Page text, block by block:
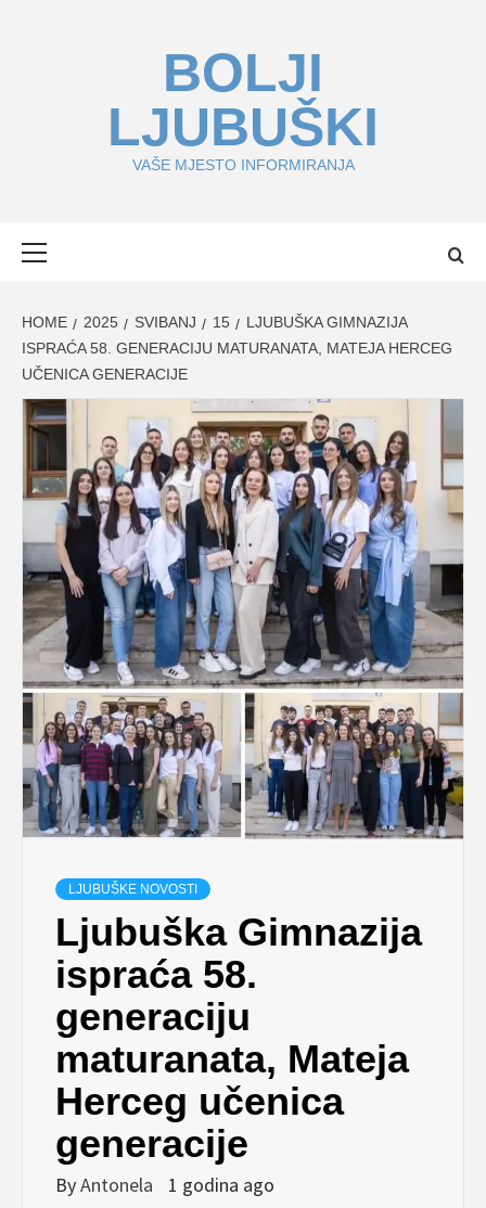
BOLJI
LJUBUŠKI
VAŠE MJESTO INFORMIRANJA
HOME 2025 SVIBANJ 15
LJUBUŠKA GIMNAZIJA
ISPRAĆA 58. GENERACIJU MATURANATA, MATEJA HERCEG
UČENICA GENERACIJE
LJUBUŠKE NOVOSTI
Ljubuška Gimnazija
ispraća 58.
generaciju
maturanata, Mateja
Herceg učenica
generacije
ByAntonela 1 godina ago